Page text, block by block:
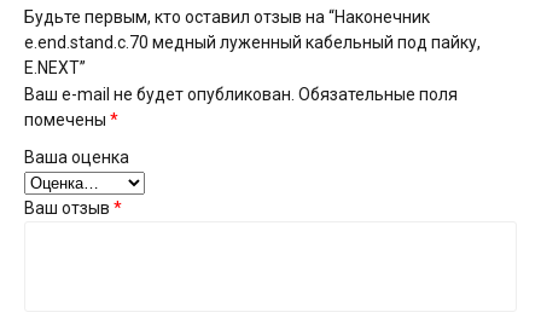
Будьте первым, кто оставил отзыв на “Наконечник
e.end.stand.c.70 медный луженный кабельный под пайку,
E.NEXT”
Ваш e-mail не будет опубликован. Обязательные поля
помечены *
Ваша оценка
Ваш отзыв *